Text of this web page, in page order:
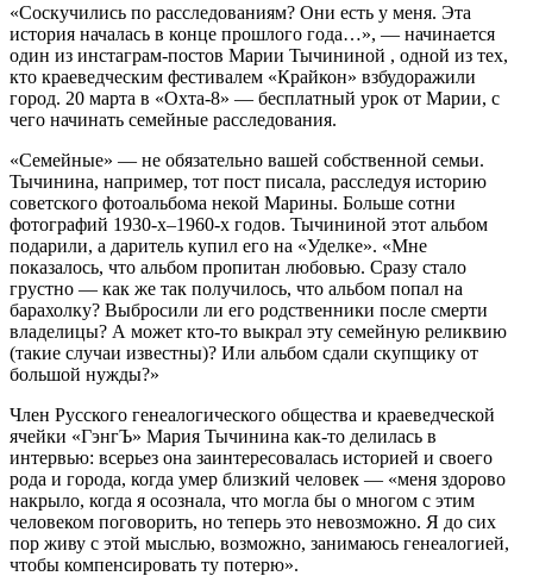
«Соскучились по расследованиям? Они есть у меня. Эта
история началась в конце прошлого года…», — начинается
один из инстаграм-постов Марии Тычининой , одной из тех,
кто краеведческим фестивалем «Крайкон» взбудоражили
город. 20 марта в «Охта-8» — бесплатный урок от Марии, с
чего начинать семейные расследования.
«Семейные» — не обязательно вашей собственной семьи.
Тычинина, например, тот пост писала, расследуя историю
советского фотоальбома некой Марины. Больше сотни
фотографий 1930-х–1960-х годов. Тычининой этот альбом
подарили, а даритель купил его на «Уделке». «Мне
показалось, что альбом пропитан любовью. Сразу стало
грустно — как же так получилось, что альбом попал на
барахолку? Выбросили ли его родственники после смерти
владелицы? А может кто-то выкрал эту семейную реликвию
(такие случаи известны)? Или альбом сдали скупщику от
большой нужды?»
Член Русского генеалогического общества и краеведческой
ячейки «ГэнгЪ» Мария Тычинина как-то делилась в
интервью: всерьез она заинтересовалась историей и своего
рода и города, когда умер близкий человек — «меня здорово
накрыло, когда я осознала, что могла бы о многом с этим
человеком поговорить, но теперь это невозможно. Я до сих
пор живу с этой мыслью, возможно, занимаюсь генеалогией,
чтобы компенсировать ту потерю».